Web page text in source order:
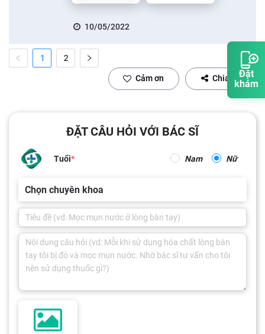
Đặt
khám
10/05/2022
1 2
Cảm ơn Chia sẻ
ĐẶT CÂU HỎI VỚI BÁC SĨ
Tuổi Nam Nữ
Chọn chuyên khoa